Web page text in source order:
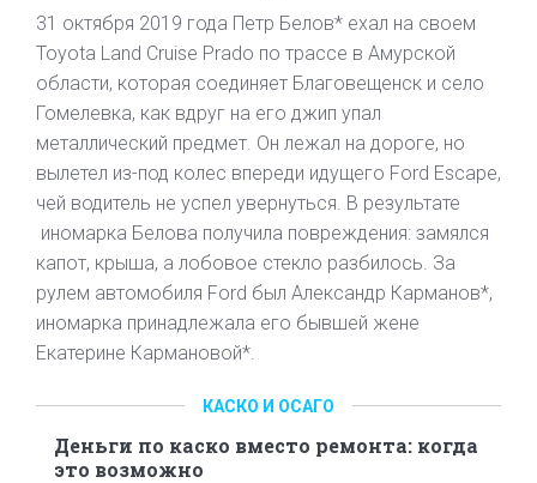
31 октября 2019 года Петр Белов* ехал на своем
Toyota Land Cruise Prado по трассе в Амурской
области, которая соединяет Благовещенск и село
Гомелевка, как вдруг на его джип упал
металлический предмет. Он лежал на дороге, но
вылетел из-под колес впереди идущего Ford Escape,
чей водитель не успел увернуться. В результате
иномарка Белова получила повреждения: замялся
капот, крыша, а лобовое стекло разбилось. За
рулем автомобиля Ford был Александр Карманов*,
иномарка принадлежала его бывшей жене
Екатерине Кармановой*.
КАСКО И ОСАГО
Деньги по каско вместо ремонта: когда
это возможно